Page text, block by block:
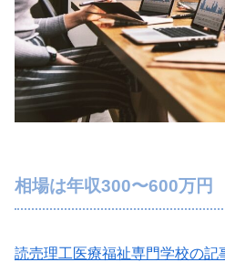
相場は年収300〜600万円
読売理工医療福祉専門学校の記